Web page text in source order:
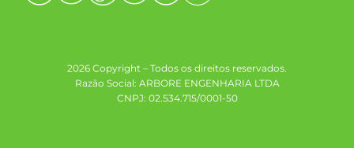
2026 Copyright – Todos os direitos reservados.
Razão Social: ARBORE ENGENHARIA LTDA
CNPJ: 02.534.715/0001-50